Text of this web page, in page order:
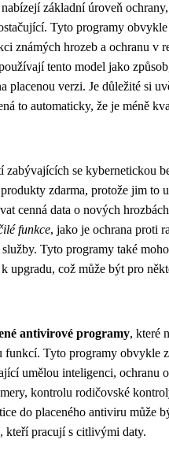
nabízejí základní úroveň
Tyto programy
známých hrozeb a ochranu v
tento model jako
placenou verzi. Je důležité si
to automaticky, že je méně
zabývajících se kybernetickou
zdarma, protože jim to
cenná data o nových
funkce, jako je ochrana proti
Tyto programy také
upgradu, což může být pro
antivirové programy, které
funkcí. Tyto programy obvykle
umělou inteligenci, ochranu
kontrolu rodičovské
do placeného antiviru může
kteří pracují s citlivými daty.